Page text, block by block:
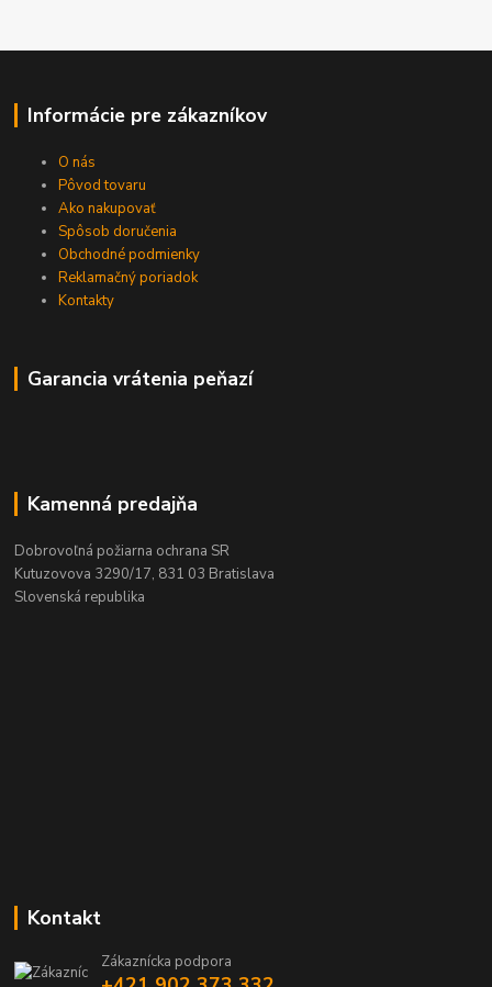
Informácie pre zákazníkov
O nás
Pôvod tovaru
Ako nakupovať
Spôsob doručenia
Obchodné podmienky
Reklamačný poriadok
Kontakty
Garancia vrátenia peňazí
Kamenná predajňa
Dobrovoľná požiarna ochrana SR
Kutuzovova 3290/17, 831 03 Bratislava
Slovenská republika
Kontakt
Zákaznícka podpora